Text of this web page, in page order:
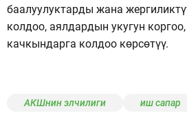
баалуулуктарды жана
колдоо, аялдардын укугун
качкындарга колдоо көрсөтүү.
АКШнин элчилиги иш сапар